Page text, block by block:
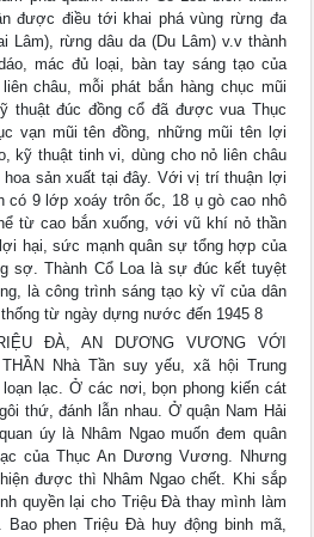
được điều tới khai phá vùng rừng đa
Lâm), rừng dâu da (Du Lâm) v.v thành
mác đủ loại, bàn tay sáng tạo của
châu, mỗi phát bắn hàng chục mũi
thuật đúc đồng cổ đã được vua Thục
vạn mũi tên đồng, những mũi tên lợi
kỹ thuật tinh vi, dùng cho nỏ liên châu
sản xuất tại đây. Với vị trí thuận lợi
có 9 lớp xoáy trôn ốc, 18 ụ gò cao nhô
từ cao bắn xuống, với vũ khí nỏ thần
hại, sức mạnh quân sự tổng hợp của
sợ. Thành Cổ Loa là sự đúc kết tuyệt
là công trình sáng tạo kỳ vĩ của dân
từ ngày dựng nước đến 1945 8
ĐÀ, AN DƯƠNG VƯƠNG VỚI
Nhà Tần suy yếu, xã hội Trung
lạc. Ở các nơi, bọn phong kiến cát
thứ, đánh lẫn nhau. Ở quận Nam Hải
úy là Nhâm Ngao muốn đem quân
của Thục An Dương Vương. Nhưng
được thì Nhâm Ngao chết. Khi sắp
quyền lại cho Triệu Đà thay mình làm
Bao phen Triệu Đà huy động binh mã,